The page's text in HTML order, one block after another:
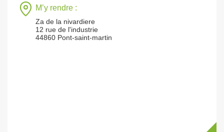
M’y rendre :
Za de la nivardiere
12 rue de l'industrie
44860 Pont-saint-martin